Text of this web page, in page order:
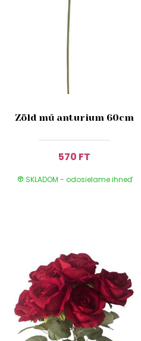
Zöld mű anturium 60cm
570 FT
SKLADOM - odosielame ihneď